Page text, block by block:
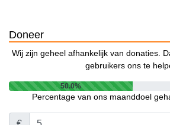
Doneer
Wij zijn geheel afhankelijk van donaties.
gebruikers ons te
50.0%
Percentage van ons maanddoel